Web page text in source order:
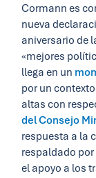
Cormann es
nueva
aniversario de
«mejores
llega en un
por un
altas con
del Consejo
respuesta a la
respaldado
el apoyo a los